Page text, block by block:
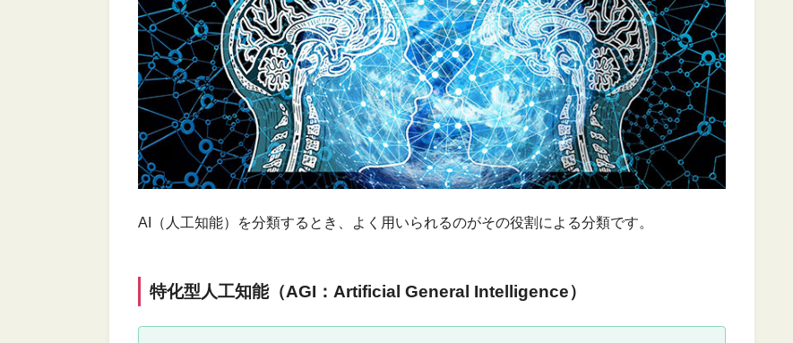
AI（人工知能）を分類するとき、よく用いられるのがその役割による分類です。
特化型人工知能（AGI：Artificial General Intelligence）